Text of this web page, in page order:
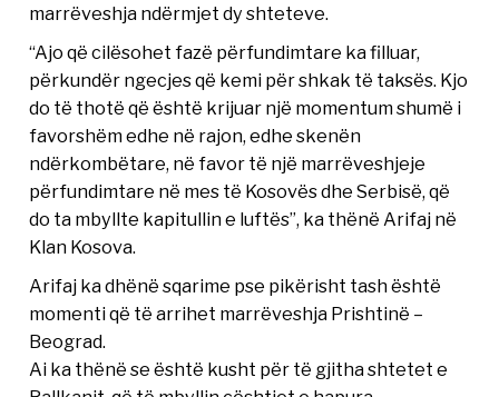
marrëveshja ndërmjet dy shteteve.
“Ajo që cilësohet fazë përfundimtare ka filluar,
përkundër ngecjes që kemi për shkak të taksës. Kjo
do të thotë që është krijuar një momentum shumë i
favorshëm edhe në rajon, edhe skenën
ndërkombëtare, në favor të një marrëveshjeje
përfundimtare në mes të Kosovës dhe Serbisë, që
do ta mbyllte kapitullin e luftës”, ka thënë Arifaj në
Klan Kosova.
Arifaj ka dhënë sqarime pse pikërisht tash është
momenti që të arrihet marrëveshja Prishtinë –
Beograd.
Ai ka thënë se është kusht për të gjitha shtetet e